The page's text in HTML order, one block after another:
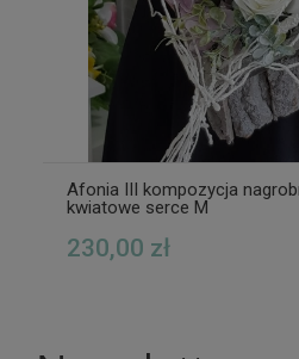
Afonia III kompozycja
kwiatowe serce M
230,00 zł